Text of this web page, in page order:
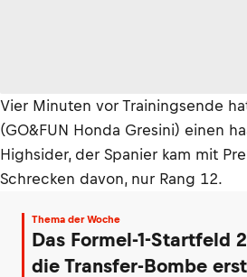
Vier Minuten vor Trainingsende
(GO&FUN Honda Gresini) einen
Highsider, der Spanier kam mit
Schrecken davon, nur Rang 12.
Thema der Woche
Das Formel-1-Startfeld
die Transfer-Bombe